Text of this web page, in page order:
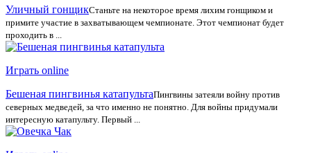
Уличный гонщикСтаньте на некоторое время лихим гонщиком и
примите участие в захватывающем чемпионате. Этот чемпионат будет
проходить в ...
Играть online
Бешеная пингвинья катапультаПингвины затеяли войну против
северных медведей, за что именно не понятно. Для войны придумали
интересную катапульту. Первый ...